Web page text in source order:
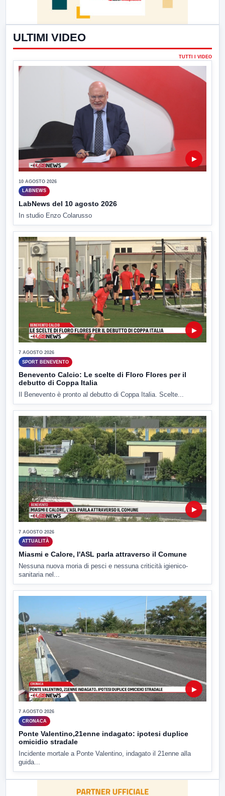
ULTIMI VIDEO
TUTTI I VIDEO
▶
10 AGOSTO 2026
LABNEWS
LabNews del 10 agosto 2026
In studio Enzo Colarusso
▶
7 AGOSTO 2026
SPORT BENEVENTO
Benevento Calcio: Le scelte di Floro Flores per il
debutto di Coppa Italia
Il Benevento è pronto al debutto di Coppa Italia. Scelte...
▶
7 AGOSTO 2026
ATTUALITÀ
Miasmi e Calore, l'ASL parla attraverso il Comune
Nessuna nuova moria di pesci e nessuna criticità igienico-
sanitaria nel...
▶
7 AGOSTO 2026
CRONACA
Ponte Valentino,21enne indagato: ipotesi duplice
omicidio stradale
Incidente mortale a Ponte Valentino, indagato il 21enne alla
guida...